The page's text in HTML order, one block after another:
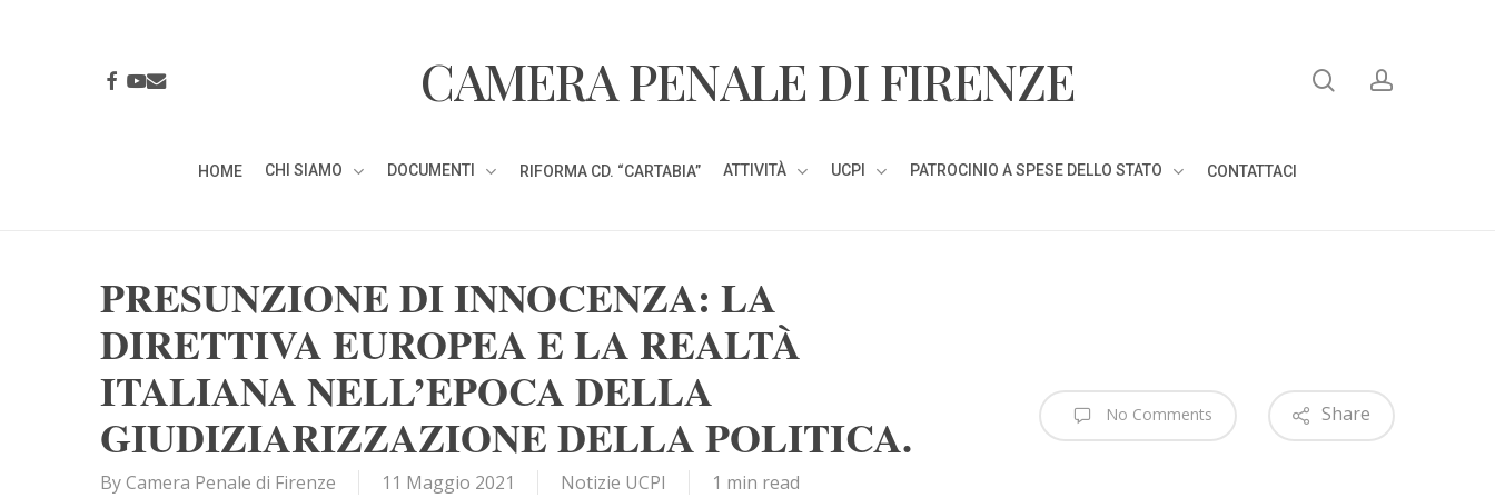
CAMERA PENALE DI FIRENZE
FACEBOOK
YOUTUBE
EMAIL
HOME CHI SIAMO DOCUMENTI RIFORMA CD. “CARTABIA” ATTIVITÀ UCPI PATROCINIO A SPESE DELLO STATO CONTATTACI
PRESUNZIONE DI INNOCENZA: LA
DIRETTIVA EUROPEA E LA REALTÀ
ITALIANA NELL’EPOCA DELLA
GIUDIZIARIZZAZIONE DELLA POLITICA.
ByCamera Penale di Firenze 11 Maggio 2021 Notizie UCPI 1 min read
No Comments Share